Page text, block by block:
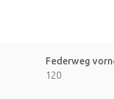
Federweg
120